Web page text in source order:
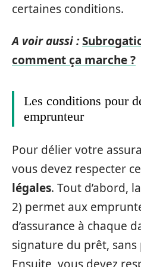
certaines conditions.
A voir aussi :
comment ça marche ?
Les conditions pour
emprunteur
Pour délier votre
vous devez respecter
légales. Tout d’abord,
2) permet aux
d’assurance à chaque
signature du prêt,
Ensuite, vous devez